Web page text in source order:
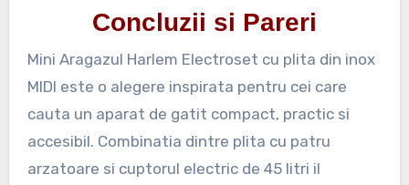
Concluzii si Pareri
Mini Aragazul Harlem Electroset cu plita din inox
MIDI este o alegere inspirata pentru cei care
cauta un aparat de gatit compact, practic si
accesibil. Combinatia dintre plita cu patru
arzatoare si cuptorul electric de 45 litri il